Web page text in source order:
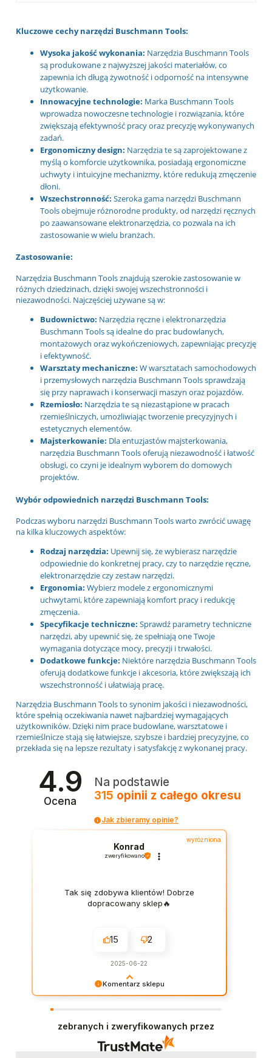
Kluczowe cechy narzędzi Buschmann Tools:
Wysoka jakość wykonania: Narzędzia Buschmann Tools
są produkowane z najwyższej jakości materiałów, co
zapewnia ich długą żywotność i odporność na intensywne
użytkowanie.
Innowacyjne technologie: Marka Buschmann Tools
wprowadza nowoczesne technologie i rozwiązania, które
zwiększają efektywność pracy oraz precyzję wykonywanych
zadań.
Ergonomiczny design: Narzędzia te są zaprojektowane z
myślą o komforcie użytkownika, posiadają ergonomiczne
uchwyty i intuicyjne mechanizmy, które redukują zmęczenie
dłoni.
Wszechstronność: Szeroka gama narzędzi Buschmann
Tools obejmuje różnorodne produkty, od narzędzi ręcznych
po zaawansowane elektronarzędzia, co pozwala na ich
zastosowanie w wielu branżach.
Zastosowanie:
Narzędzia Buschmann Tools znajdują szerokie zastosowanie w
różnych dziedzinach, dzięki swojej wszechstronności i
niezawodności. Najczęściej używane są w:
Budownictwo: Narzędzia ręczne i elektronarzędzia
Buschmann Tools są idealne do prac budowlanych,
montażowych oraz wykończeniowych, zapewniając precyzję
i efektywność.
Warsztaty mechaniczne: W warsztatach samochodowych
i przemysłowych narzędzia Buschmann Tools sprawdzają
się przy naprawach i konserwacji maszyn oraz pojazdów.
Rzemiosło: Narzędzia te są niezastąpione w pracach
rzemieślniczych, umożliwiając tworzenie precyzyjnych i
estetycznych elementów.
Majsterkowanie: Dla entuzjastów majsterkowania,
narzędzia Buschmann Tools oferują niezawodność i łatwość
obsługi, co czyni je idealnym wyborem do domowych
projektów.
Wybór odpowiednich narzędzi Buschmann Tools:
Podczas wyboru narzędzi Buschmann Tools warto zwrócić uwagę
na kilka kluczowych aspektów:
Rodzaj narzędzia: Upewnij się, że wybierasz narzędzie
odpowiednie do konkretnej pracy, czy to narzędzie ręczne,
elektronarzędzie czy zestaw narzędzi.
Ergonomia: Wybierz modele z ergonomicznymi
uchwytami, które zapewniają komfort pracy i redukcję
zmęczenia.
Specyfikacje techniczne: Sprawdź parametry techniczne
narzędzi, aby upewnić się, że spełniają one Twoje
wymagania dotyczące mocy, precyzji i trwałości.
Dodatkowe funkcje: Niektóre narzędzia Buschmann Tools
oferują dodatkowe funkcje i akcesoria, które zwiększają ich
wszechstronność i ułatwiają pracę.
Narzędzia Buschmann Tools to synonim jakości i niezawodności,
które spełnią oczekiwania nawet najbardziej wymagających
użytkowników. Dzięki nim prace budowlane, warsztatowe i
rzemieślnicze stają się łatwiejsze, szybsze i bardziej precyzyjne, co
przekłada się na lepsze rezultaty i satysfakcję z wykonanej pracy.
4.9
Ocena
Na podstawie
315 opinii z całego okresu
Jak zbieramy opinie?
Komentarz sklepu
słowo od naszych klientów. Staramy się
codziennie spełniać oczekiwania kupujących.
Będzie nam miło gościć Cię ponownie!
wyróżniona
Konrad
zweryfikowano
Tak się zdobywa klientów! Dobrze
dopracowany sklep🔥
15 2
2025-06-22
zebranych i zweryfikowanych przez